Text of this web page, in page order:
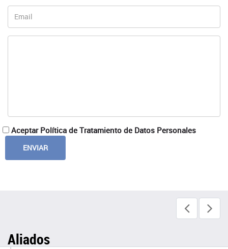
Aceptar Política de Tratamiento de Datos Personales
Aliados